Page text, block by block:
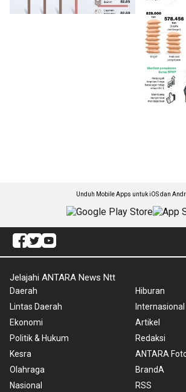
Unduh Mobile Apps untuk iOS dan
Jelajahi ANTARA News Ntt
Daerah
Lintas Daerah
Ekonomi
Politik & Hukum
Kesra
Olahraga
Nasional
Hiburan
Internasional
Artikel
Redaksi
ANTARA
BrandA
RSS